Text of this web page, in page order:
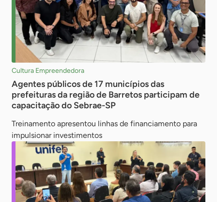
Cultura Empreendedora
Agentes públicos de 17 municípios das
prefeituras da região de Barretos participam de
capacitação do Sebrae-SP
Treinamento apresentou linhas de financiamento para
impulsionar investimentos